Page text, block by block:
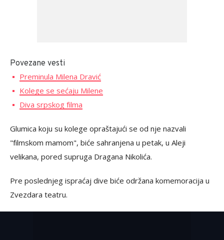
Povezane vesti
Preminula Milena Dravić
Kolege se sećaju Milene
Diva srpskog filma
Glumica koju su kolege opraštajući se od nje nazvali
"filmskom mamom", biće sahranjena u petak, u Aleji
velikana, pored supruga Dragana Nikolića.
Pre poslednjeg ispraćaj dive biće održana komemoracija u
Zvezdara teatru.